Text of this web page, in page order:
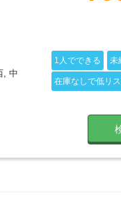
, 中
1人でできる 未
在庫なしで低リ